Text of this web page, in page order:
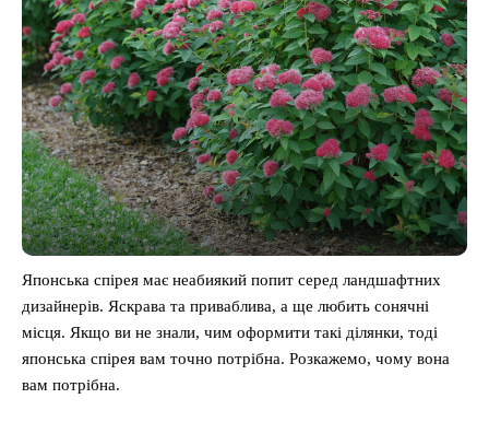
Японська спірея має неабиякий попит серед ландшафтних
дизайнерів. Яскрава та приваблива, а ще любить сонячні
місця. Якщо ви не знали, чим оформити такі ділянки, тоді
японська спірея вам точно потрібна. Розкажемо, чому вона
вам потрібна.